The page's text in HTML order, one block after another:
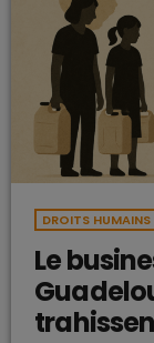
DROITS
Le